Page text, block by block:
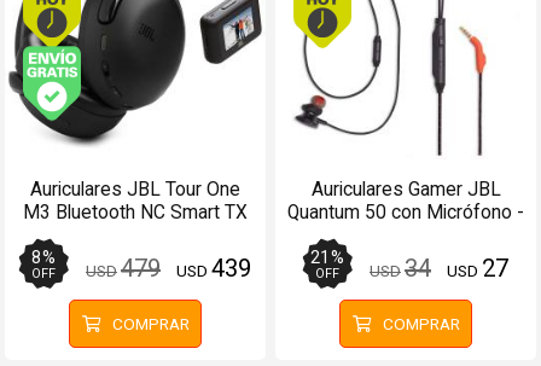
Envío gratis (Ver Envíos y Pagos)
Auriculares JBL Tour One
M3 Bluetooth NC Smart TX
8%
OFF USD479 USD 439
COMPRAR
Auriculares Gamer JBL
Quantum 50 con Micrófono -
21 %
OFF USD34 USD 27
COMPRAR